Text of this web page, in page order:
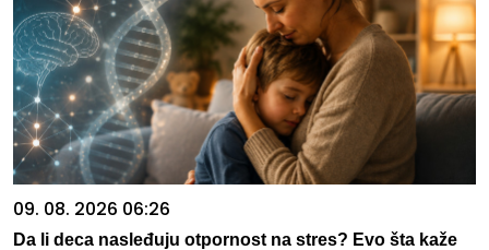
09. 08. 2026 06:26
Da li deca nasleđuju otpornost na stres? Evo šta kaže